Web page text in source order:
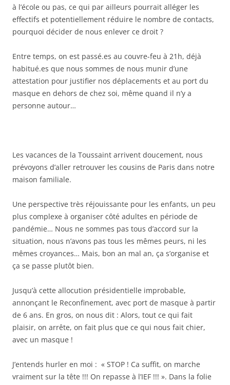
à l’école ou pas, ce qui par ailleurs pourrait alléger les
effectifs et potentiellement réduire le nombre de contacts,
pourquoi décider de nous enlever ce droit ?
Entre temps, on est passé.es au couvre-feu à 21h, déjà
habitué.es que nous sommes de nous munir d’une
attestation pour justifier nos déplacements et au port du
masque en dehors de chez soi, même quand il n’y a
personne autour…
Les vacances de la Toussaint arrivent doucement, nous
prévoyons d’aller retrouver les cousins de Paris dans notre
maison familiale.
Une perspective très réjouissante pour les enfants, un peu
plus complexe à organiser côté adultes en période de
pandémie… Nous ne sommes pas tous d’accord sur la
situation, nous n’avons pas tous les mêmes peurs, ni les
mêmes croyances… Mais, bon an mal an, ça s’organise et
ça se passe plutôt bien.
Jusqu’à cette allocution présidentielle improbable,
annonçant le Reconfinement, avec port de masque à partir
de 6 ans. En gros, on nous dit : Alors, tout ce qui fait
plaisir, on arrête, on fait plus que ce qui nous fait chier,
avec un masque !
J’entends hurler en moi : « STOP ! Ca suffit, on marche
vraiment sur la tête !!! On repasse à l’IEF !!! ». Dans la folie